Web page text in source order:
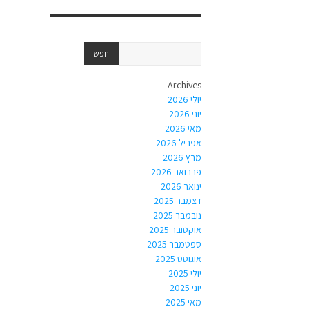
Archives
יולי 2026
יוני 2026
מאי 2026
אפריל 2026
מרץ 2026
פברואר 2026
ינואר 2026
דצמבר 2025
נובמבר 2025
אוקטובר 2025
ספטמבר 2025
אוגוסט 2025
יולי 2025
יוני 2025
מאי 2025